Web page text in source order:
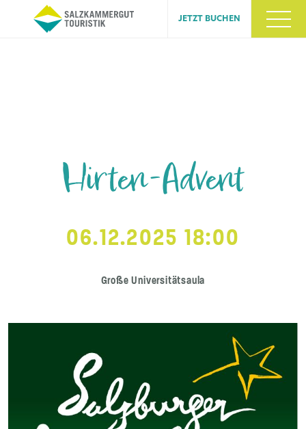
JETZT BUCHEN
Hirten-Advent
06.12.2025 18:00
Große Universitätsaula